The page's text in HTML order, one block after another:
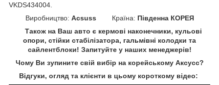
VKDS434004.
Виробництво: Acsuss Країна: Південна КОРЕЯ
Також на Ваш авто є кермові наконечники, кульові
опори, стійки стабілізатора, гальмівні колодки та
сайлентблоки! Запитуйте у наших менеджерів!
Чому Ви зупините свій вибір на корейському Аксусс?
Відгуки, огляд та клієнти в цьому короткому відео: